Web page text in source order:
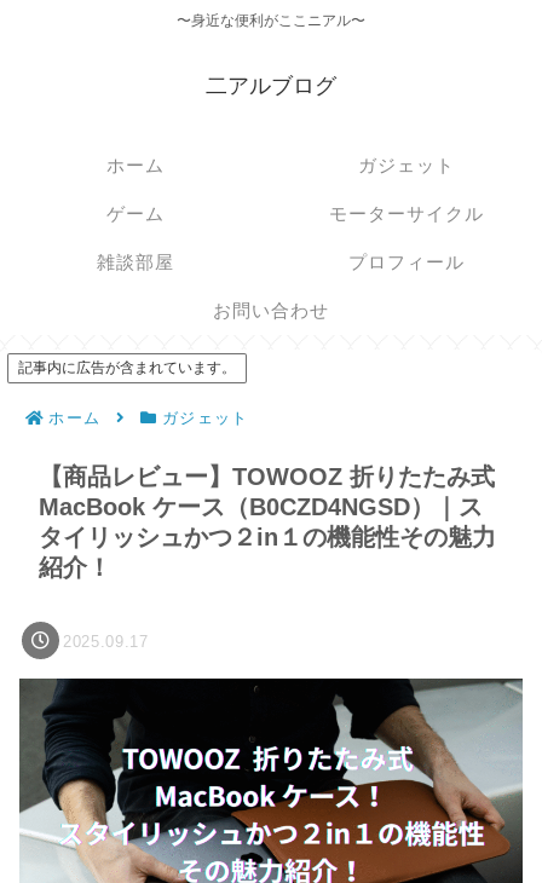
〜身近な便利がここニアル〜
二アルブログ
ホーム ガジェット
ゲーム モーターサイクル
雑談部屋 プロフィール
お問い合わせ
記事内に広告が含まれています。
ホーム ガジェット
【商品レビュー】TOWOOZ 折りたたみ式
MacBook ケース（B0CZD4NGSD）｜ス
タイリッシュかつ２in１の機能性その魅力
紹介！
2025.09.17